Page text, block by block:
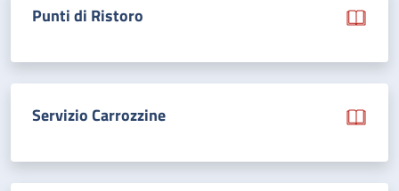
Punti di Ristoro
Servizio Carrozzine